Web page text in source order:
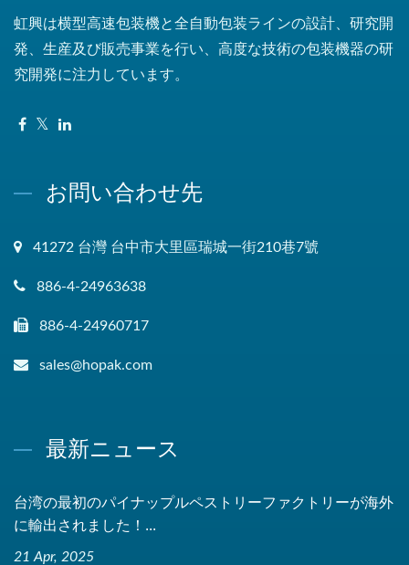
虹興は横型高速包装機と全自動包装ラインの設計、研究開
発、生産及び販売事業を行い、高度な技術の包装機器の研
究開発に注力しています。
お問い合わせ先
41272 台灣 台中市大里區瑞城一街210巷7號
886-4-24963638
886-4-24960717
sales@hopak.com
最新ニュース
台湾の最初のパイナップルペストリーファクトリーが海外
に輸出されました！...
21 Apr, 2025